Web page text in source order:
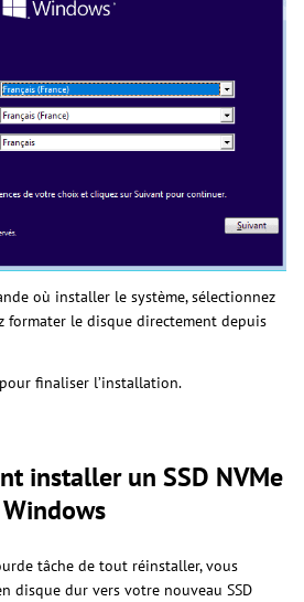
où installer le système, sélectionnez
formater le disque directement depuis
finaliser l’installation.
installer un SSD NVMe
tâche de tout réinstaller, vous
disque dur vers votre nouveau SSD